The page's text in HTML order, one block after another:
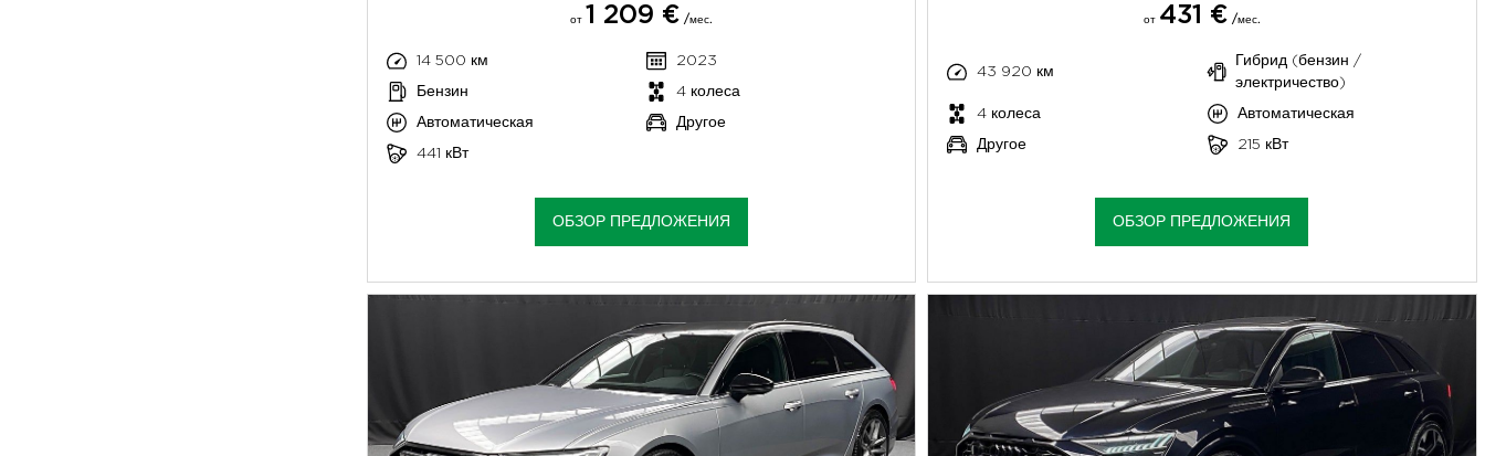
от 1 209 € /мес.
14 500 км
2023
Бензин
4 колеса
Автоматическая
Другое
441 кВт
ОБЗОР ПРЕДЛОЖЕНИЯ
от 431 € /мес.
43 920 км
Гибрид (бензин /
электричество)
4 колеса
Автоматическая
Другое
215 кВт
ОБЗОР ПРЕДЛОЖЕНИЯ